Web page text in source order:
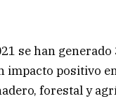
se han
impacto positivo
forestal y